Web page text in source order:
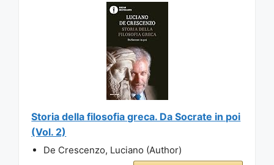
Storia della filosofia greca. Da Socrate in poi
(Vol. 2)
De Crescenzo, Luciano (Author)